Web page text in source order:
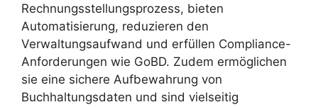
Rechnungsstellungsprozess, bieten
Automatisierung, reduzieren den
Verwaltungsaufwand und erfüllen Compliance-
Anforderungen wie GoBD. Zudem ermöglichen
sie eine sichere Aufbewahrung von
Buchhaltungsdaten und sind vielseitig